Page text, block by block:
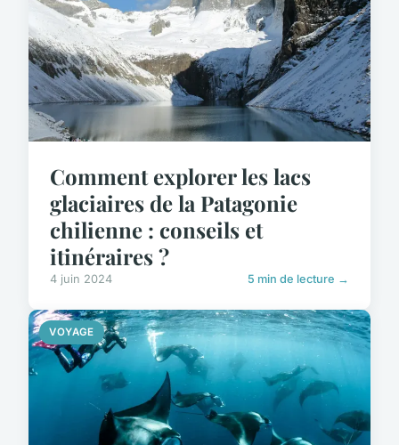
Comment explorer les lacs
glaciaires de la Patagonie
chilienne : conseils et
itinéraires ?
4 juin 2024 5 min de lecture →
VOYAGE